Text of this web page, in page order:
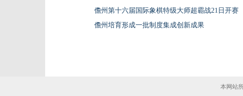
儋州第十六届国际象棋特级大师超霸战21日开赛
儋州培育形成一批制度集成创新成果
本网站